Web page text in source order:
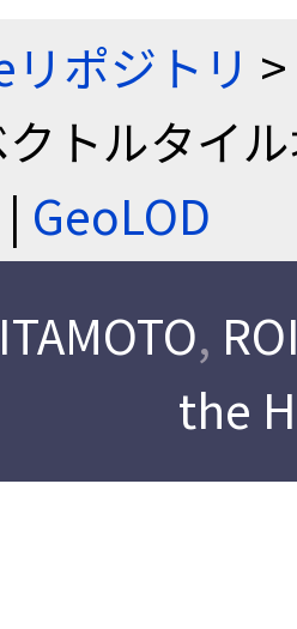
ポジトリ >
クトルタイ
| GeoLOD
,
the